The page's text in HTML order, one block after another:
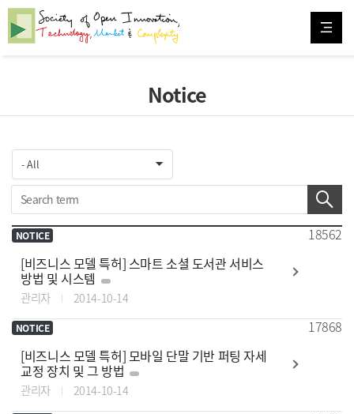
Notice
NOTICE
[비즈니스 모델 특허] 스마트 소셜 도서관 서비스
방법 및 시스템
관리자 2014-10-14
18562
NOTICE
[비즈니스 모델 특허] 모바일 단말 기반 퍼팅 자세
교정 장치 및 그 방법
관리자 2014-10-14
17868